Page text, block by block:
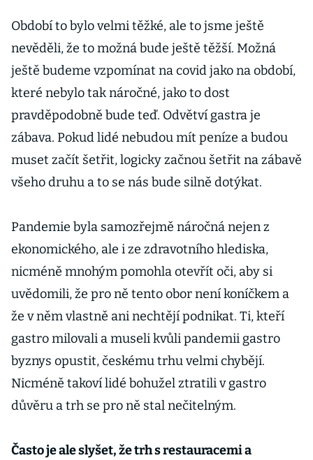
Období to bylo velmi těžké, ale to jsme ještě
nevěděli, že to možná bude ještě těžší. Možná
ještě budeme vzpomínat na covid jako na období,
které nebylo tak náročné, jako to dost
pravděpodobně bude teď. Odvětví gastra je
zábava. Pokud lidé nebudou mít peníze a budou
muset začít šetřit, logicky začnou šetřit na zábavě
všeho druhu a to se nás bude silně dotýkat.
Pandemie byla samozřejmě náročná nejen z
ekonomického, ale i ze zdravotního hlediska,
nicméně mnohým pomohla otevřít oči, aby si
uvědomili, že pro ně tento obor není koníčkem a
že v něm vlastně ani nechtějí podnikat. Ti, kteří
gastro milovali a museli kvůli pandemii gastro
byznys opustit, českému trhu velmi chybějí.
Nicméně takoví lidé bohužel ztratili v gastro
důvěru a trh se pro ně stal nečitelným.
Často je ale slyšet, že trh s restauracemi a